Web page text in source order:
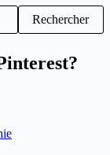
Rechercher